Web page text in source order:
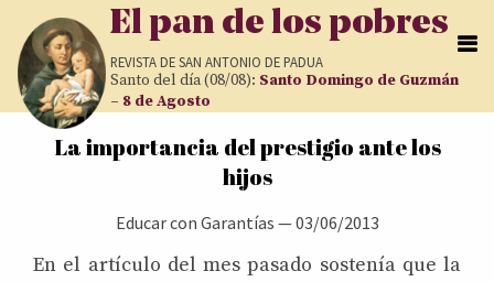
Pasar al contenido principal
El pan de los pobres
REVISTA DESAN ANTONIO DE PADUA
Santo del día (08/08): Santo Domingo de Guzmán
– 8 de Agosto
La importancia del prestigio ante los
hijos
Educar con Garantías —03/06/2013
En el artículo del mes pasado sostenía que la
Páginas